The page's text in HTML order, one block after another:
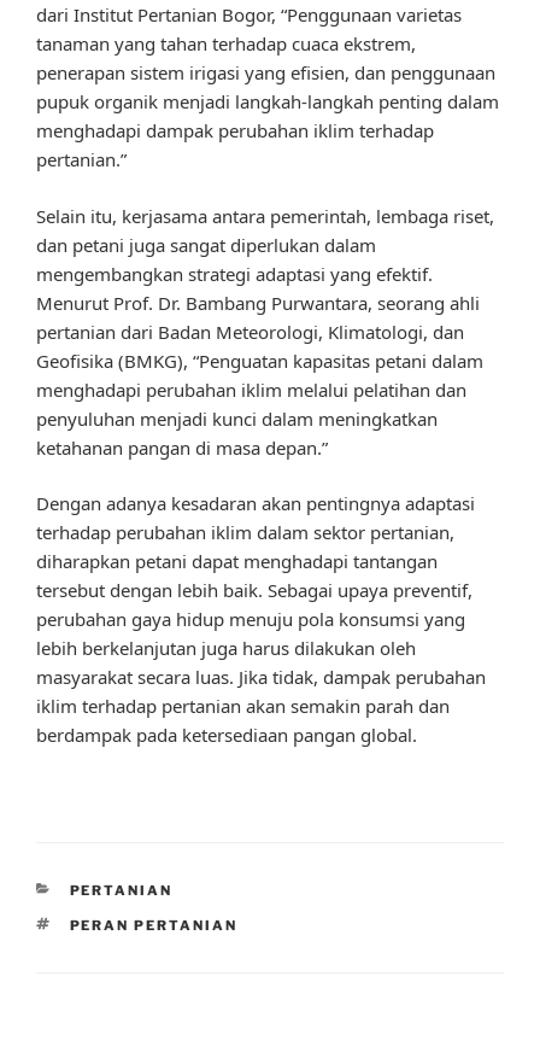
dari Institut Pertanian Bogor, “Penggunaan varietas
tanaman yang tahan terhadap cuaca ekstrem,
penerapan sistem irigasi yang efisien, dan penggunaan
pupuk organik menjadi langkah-langkah penting dalam
menghadapi dampak perubahan iklim terhadap
pertanian.”
Selain itu, kerjasama antara pemerintah, lembaga riset,
dan petani juga sangat diperlukan dalam
mengembangkan strategi adaptasi yang efektif.
Menurut Prof. Dr. Bambang Purwantara, seorang ahli
pertanian dari Badan Meteorologi, Klimatologi, dan
Geofisika (BMKG), “Penguatan kapasitas petani dalam
menghadapi perubahan iklim melalui pelatihan dan
penyuluhan menjadi kunci dalam meningkatkan
ketahanan pangan di masa depan.”
Dengan adanya kesadaran akan pentingnya adaptasi
terhadap perubahan iklim dalam sektor pertanian,
diharapkan petani dapat menghadapi tantangan
tersebut dengan lebih baik. Sebagai upaya preventif,
perubahan gaya hidup menuju pola konsumsi yang
lebih berkelanjutan juga harus dilakukan oleh
masyarakat secara luas. Jika tidak, dampak perubahan
iklim terhadap pertanian akan semakin parah dan
berdampak pada ketersediaan pangan global.
CATEGORIES
PERTANIAN
TAGS
PERAN PERTANIAN